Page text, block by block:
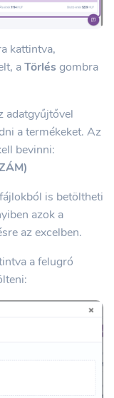
kattintva,
aTörlés gombra
adatgyűjtővel
a termékeket. Az
bevinni:
is betöltheti
azok a
az excelben.
a felugró